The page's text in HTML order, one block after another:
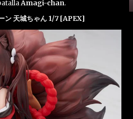
Amagi-chan.
ン 天城ちゃん 1/7 [APEX]